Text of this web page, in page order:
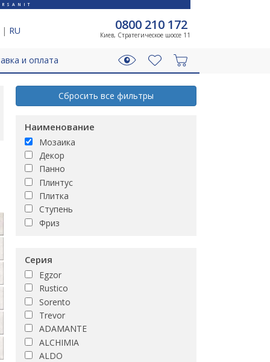
| RU 0800 210 172
Киев, Стратегическое шоссе 11
и оплата
Сбросить все фильтры
Наименование
Мозаика
Декор
Панно
Плинтус
Плитка
Ступень
Фриз
Серия
Egzor
Rustico
Sorento
Trevor
ADAMANTE
ALCHIMIA
ALDO